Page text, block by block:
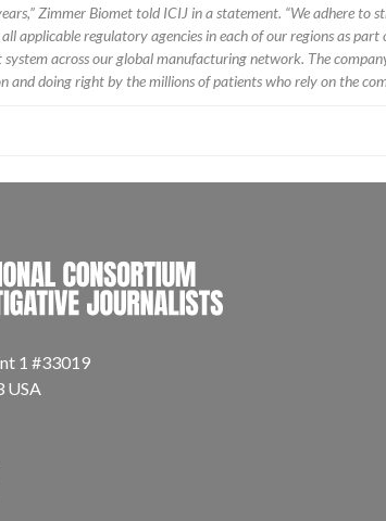
Zimmer Biomet told ICIJ in a statement. “We adhere to
applicable regulatory agencies in each of our regions as
across our global manufacturing network. The
and doing right by the millions of patients who rely on the
1 #33019
USA